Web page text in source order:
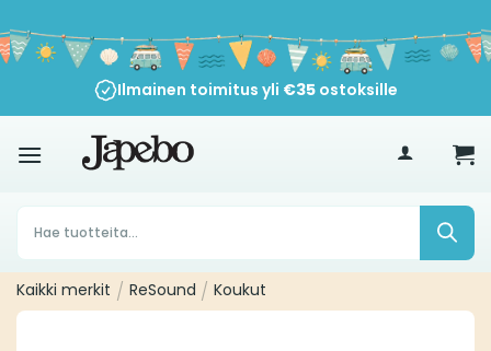
sisältöön
Ilmainen toimitus yli €35ostoksille
Products
search
Kaikki merkit / ReSound / Koukut